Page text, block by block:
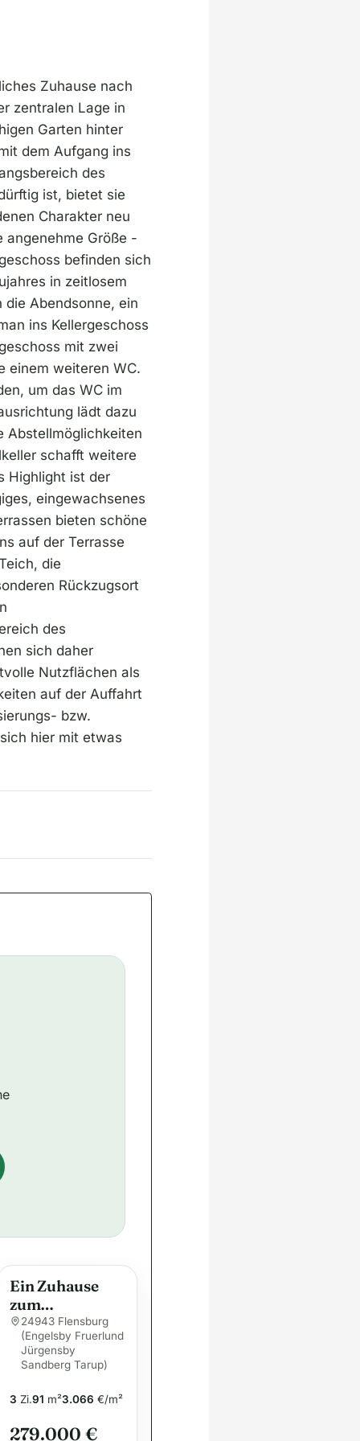
Zuhause nach
zentralen Lage in
Garten hinter
dem Aufgang ins
des
ist, bietet sie
Charakter neu
angenehme Größe -
befinden sich
in zeitlosem
Abendsonne, ein
ins Kellergeschoss
mit zwei
einem weiteren WC.
um das WC im
lädt dazu
Abstellmöglichkeiten
schafft weitere
Highlight ist der
eingewachsenes
bieten schöne
auf der Terrasse
die
Rückzugsort
des
sich daher
Nutzflächen als
auf der Auffahrt
bzw.
hier mit etwas
Ein Zuhause
zum
Verwandeln:
Zentrumsnahe
Doppelhaushäl
schönem
Flensburg
24943 Flensburg
(Engelsby Fruerlund
Jürgensby
Sandberg Tarup)
3 Zi.91 m²3.066 €/m²
279.000 €